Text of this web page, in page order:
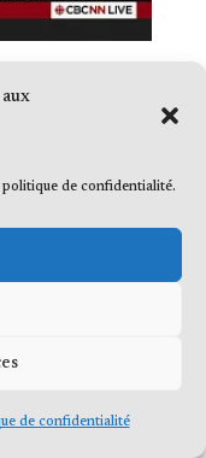
de confidentialité.
de confidentialité
tous droits